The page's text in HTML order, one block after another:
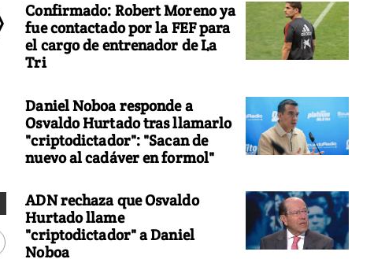
California
Confirmado: Robert Moreno ya
fue contactado por la FEF para
el cargo de entrenador de La
Tri
Daniel Noboa responde a
Osvaldo Hurtado tras llamarlo
"criptodictador": "Sacan de
nuevo al cadáver en formol"
ADN rechaza que Osvaldo
Hurtado llame
"criptodictador" a Daniel
Noboa